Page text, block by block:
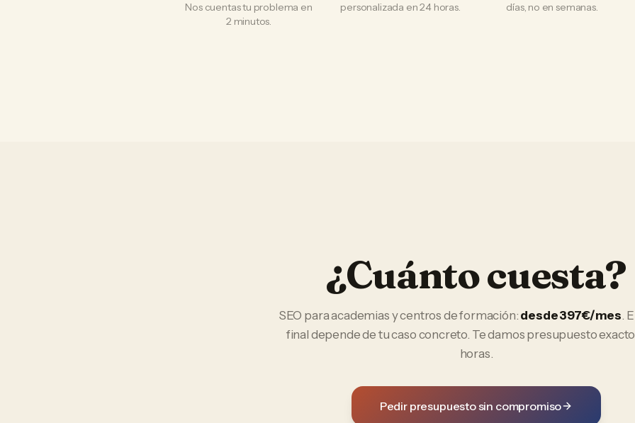
Nos cuentas tu problema en
2 minutos.
personalizada en 24 horas.
días, no en semanas.
¿Cuánto cuesta?
SEO paraacademias y centros de formación: desde 397€/mes.
final depende de tu caso concreto. Te damos presupuesto
horas.
Pedir presupuesto sin compromiso